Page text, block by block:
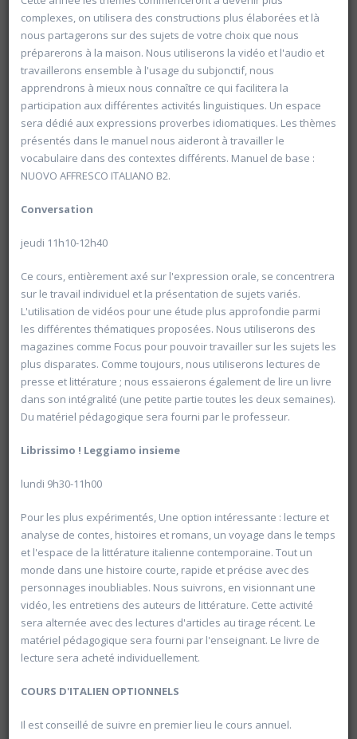
Jour : Lu-Ma-Me-Je-Ve 10:00- 16:00
Nombre de séances : 2
80 €
20604 Rallumer les lumières?
Université d'été 2026
Louvain-la-Neuve
COLLIN Dominique
Jour : mardi 10:00- 16:00
60 €
complexes, on utilisera des constructions plus élaborées et là
nous partagerons sur des sujets de votre choix que nous
préparerons à la maison. Nous utiliserons la vidéo et l'audio et
travaillerons ensemble à l'usage du subjonctif, nous
apprendrons à mieux nous connaître ce qui facilitera la
participation aux différentes activités linguistiques. Un espace
sera dédié aux expressions proverbes idiomatiques. Les thèmes
présentés dans le manuel nous aideront à travailler le
vocabulaire dans des contextes différents. Manuel de base :
NUOVO AFFRESCO ITALIANO B2.
Conversation
jeudi 11h10-12h40
Ce cours, entièrement axé sur l'expression orale, se concentrera
sur le travail individuel et la présentation de sujets variés.
L'utilisation de vidéos pour une étude plus approfondie parmi
les différentes thématiques proposées. Nous utiliserons des
magazines comme Focus pour pouvoir travailler sur les sujets les
plus disparates. Comme toujours, nous utiliserons lectures de
presse et littérature ; nous essaierons également de lire un livre
dans son intégralité (une petite partie toutes les deux semaines).
Du matériel pédagogique sera fourni par le professeur.
Librissimo ! Leggiamo insieme
lundi 9h30-11h00
Pour les plus expérimentés, Une option intéressante : lecture et
analyse de contes, histoires et romans, un voyage dans le temps
et l'espace de la littérature italienne contemporaine. Tout un
monde dans une histoire courte, rapide et précise avec des
personnages inoubliables. Nous suivrons, en visionnant une
vidéo, les entretiens des auteurs de littérature. Cette activité
sera alternée avec des lectures d'articles au tirage récent. Le
matériel pédagogique sera fourni par l'enseignant. Le livre de
lecture sera acheté individuellement.
COURS D'ITALIEN OPTIONNELS
Il est conseillé de suivre en premier lieu le cours annuel.